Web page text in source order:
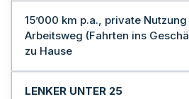
15’000 km p.a., private
Arbeitsweg (Fahrten ins
zu Hause
LENKER UNTER 25